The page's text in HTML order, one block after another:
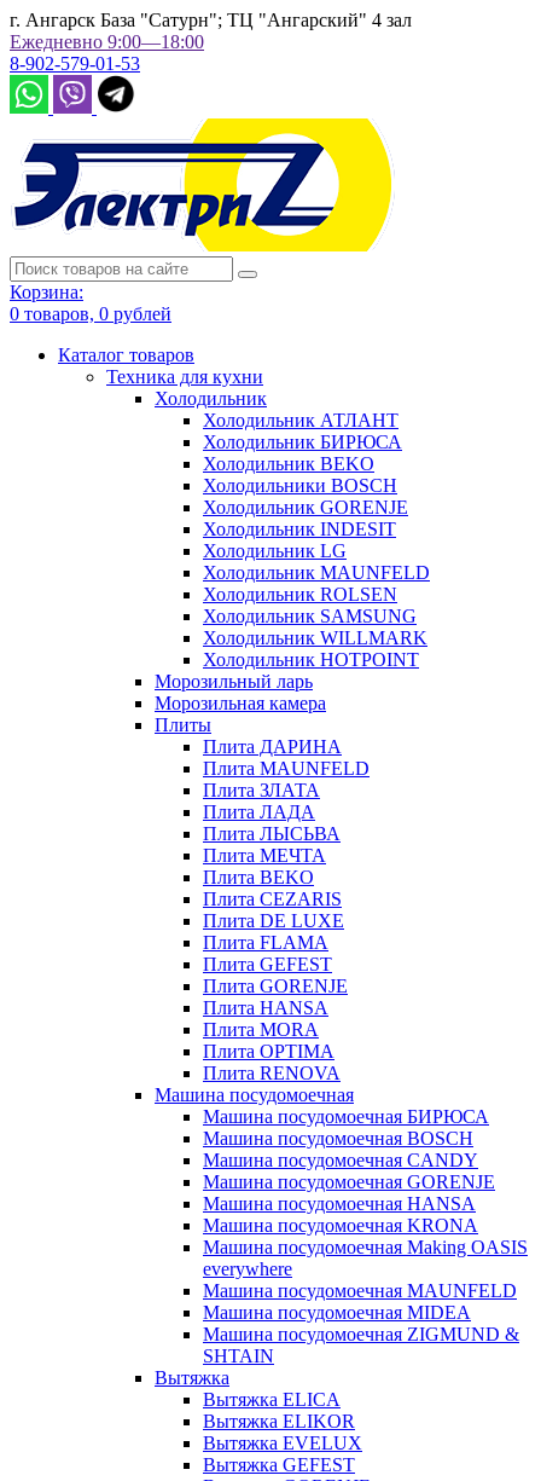
г. Ангарск База "Сатурн"; ТЦ "Ангарский" 4 зал
Ежедневно 9:00—18:00
8-902-579-01-53
Корзина:
0 товаров, 0 рублей
Каталог товаров
Техника для кухни
Холодильник
Холодильник АТЛАНТ
Холодильник БИРЮСА
Холодильник BEKO
Холодильники BOSCH
Холодильник GORENJE
Холодильник INDESIT
Холодильник LG
Холодильник MAUNFELD
Холодильник ROLSEN
Холодильник SAMSUNG
Холодильник WILLMARK
Холодильник HOTPOINT
Морозильный ларь
Морозильная камера
Плиты
Плита ДАРИНА
Плита MAUNFELD
Плита ЗЛАТА
Плита ЛАДА
Плита ЛЫСЬВА
Плита МЕЧТА
Плита BEKO
Плита CEZARIS
Плита DE LUXE
Плита FLAMA
Плита GEFEST
Плита GORENJE
Плита HANSA
Плита MORA
Плита OPTIMA
Плита RENOVA
Машина посудомоечная
Машина посудомоечная БИРЮСА
Машина посудомоечная BOSCH
Машина посудомоечная CANDY
Машина посудомоечная GORENJE
Машина посудомоечная HANSA
Машина посудомоечная KRONA
Машина посудомоечная Making OASIS
everywhere
Машина посудомоечная MAUNFELD
Машина посудомоечная MIDEA
Машина посудомоечная ZIGMUND &
SHTAIN
Вытяжка
Вытяжка ELICA
Вытяжка ELIKOR
Вытяжка EVELUX
Вытяжка GEFEST